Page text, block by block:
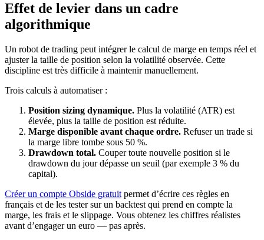
Effet de levier dans un cadre
algorithmique
Un robot de trading peut intégrer le calcul de marge en temps réel et
ajuster la taille de position selon la volatilité observée. Cette
discipline est très difficile à maintenir manuellement.
Trois calculs à automatiser :
Position sizing dynamique. Plus la volatilité (ATR) est
élevée, plus la taille de position est réduite.
Marge disponible avant chaque ordre. Refuser un trade si
la marge libre tombe sous 50 %.
Drawdown total. Couper toute nouvelle position si le
drawdown du jour dépasse un seuil (par exemple 3 % du
capital).
Créer un compte Obside gratuit permet d’écrire ces règles en
français et de les tester sur un backtest qui prend en compte la
marge, les frais et le slippage. Vous obtenez les chiffres réalistes
avant d’engager un euro — pas après.